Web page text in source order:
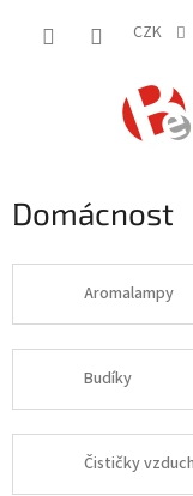
CZK
Domácnost
Aromalampy
Budíky
Čističky